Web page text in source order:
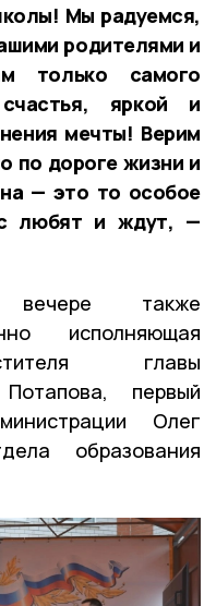
Мы радуемся,
родителями и
только самого
яркой и
мечты! Верим
по дороге жизни и
— это то особое
любят и ждут, —
вечере также
исполняющая
главы
первый
Олег
образования